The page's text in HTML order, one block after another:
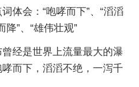
体会：“咆哮而下”、“滔滔
降”、“雄伟壮观”
经是世界上流量最大的瀑
而下，滔滔不绝，一泻千